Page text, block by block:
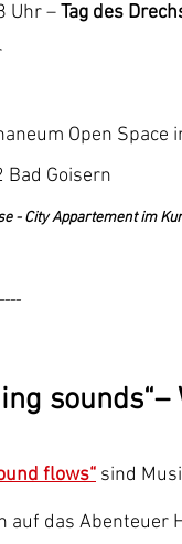
Uhr – Tag des
Open Space
Goisern
- City Appartement im
sounds“–
flows“ sind
auf das Abenteuer